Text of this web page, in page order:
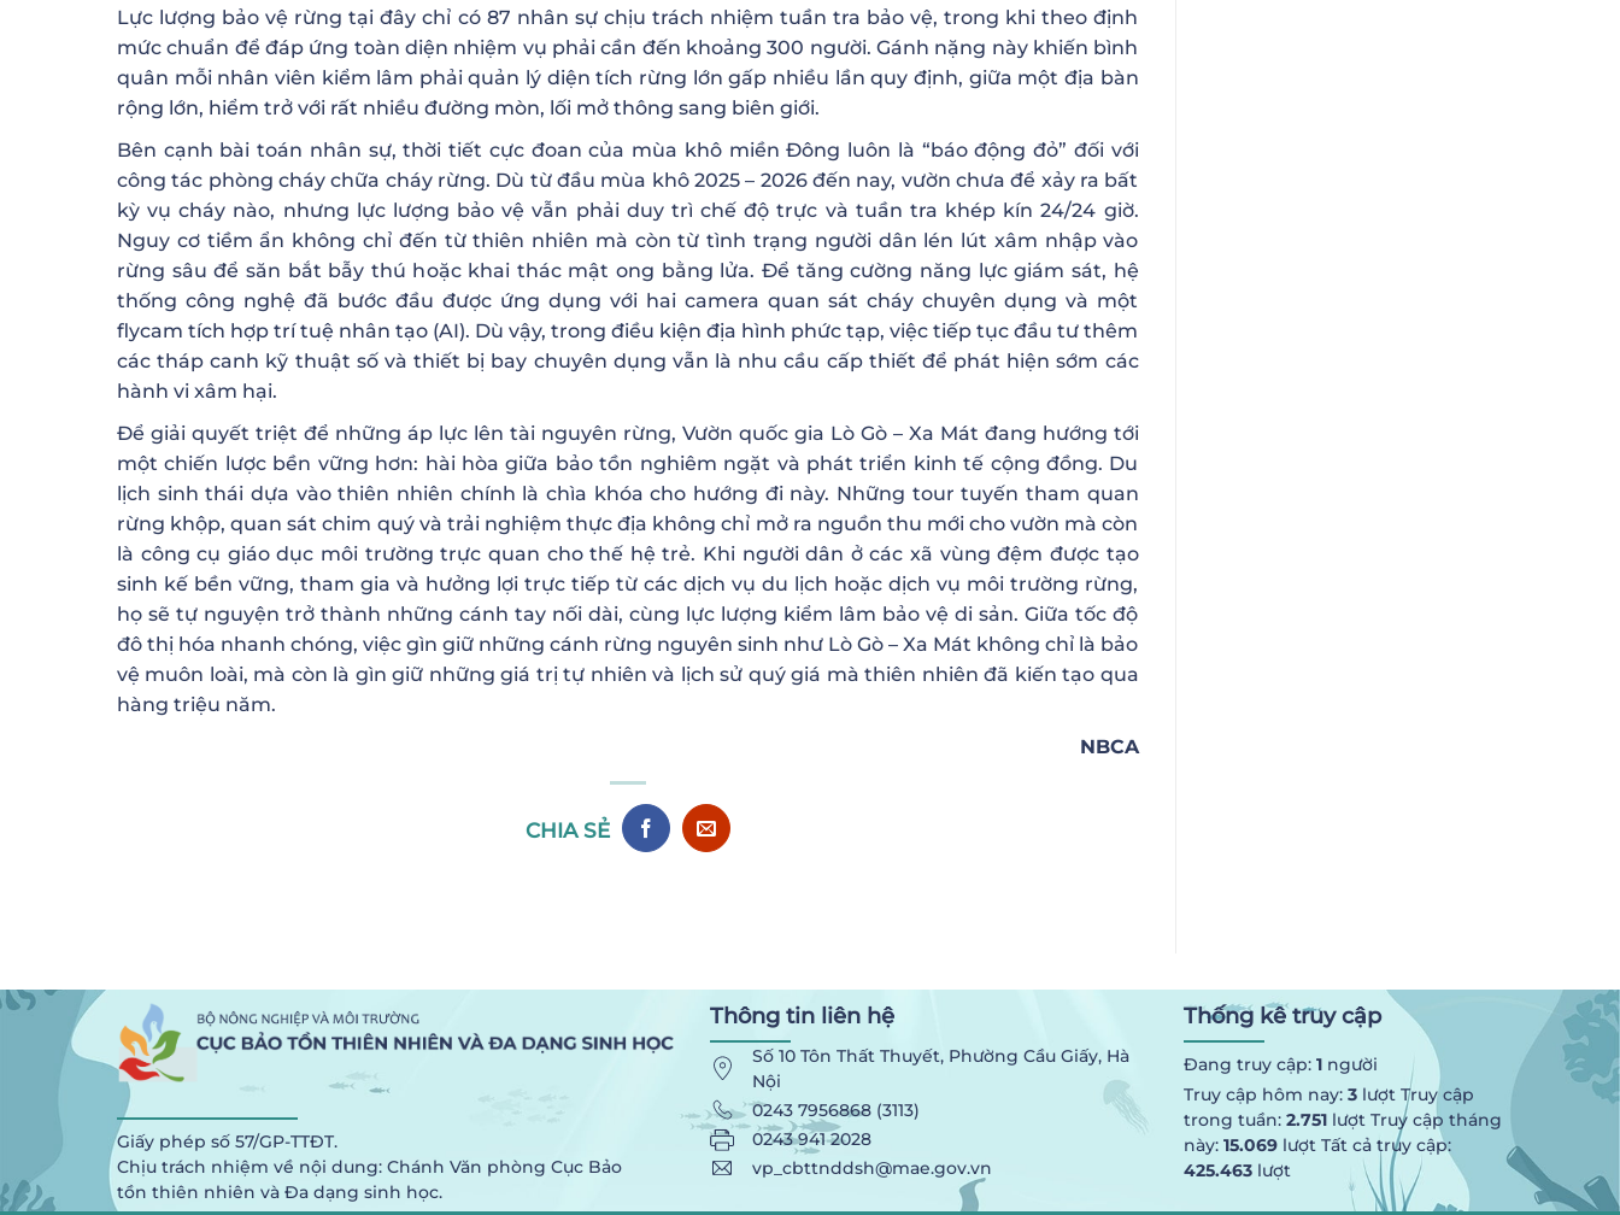
Lực lượng bảo vệ rừng tại đây chỉ có 87 nhân sự chịu trách nhiệm tuần tra bảo vệ, trong khi theo định
mức chuẩn để đáp ứng toàn diện nhiệm vụ phải cần đến khoảng 300 người. Gánh nặng này khiến bình
quân mỗi nhân viên kiểm lâm phải quản lý diện tích rừng lớn gấp nhiều lần quy định, giữa một địa bàn
rộng lớn, hiểm trở với rất nhiều đường mòn, lối mở thông sang biên giới.
Bên cạnh bài toán nhân sự, thời tiết cực đoan của mùa khô miền Đông luôn là “báo động đỏ” đối với
công tác phòng cháy chữa cháy rừng. Dù từ đầu mùa khô 2025 – 2026 đến nay, vườn chưa để xảy ra bất
kỳ vụ cháy nào, nhưng lực lượng bảo vệ vẫn phải duy trì chế độ trực và tuần tra khép kín 24/24 giờ.
Nguy cơ tiềm ẩn không chỉ đến từ thiên nhiên mà còn từ tình trạng người dân lén lút xâm nhập vào
rừng sâu để săn bắt bẫy thú hoặc khai thác mật ong bằng lửa. Để tăng cường năng lực giám sát, hệ
thống công nghệ đã bước đầu được ứng dụng với hai camera quan sát cháy chuyên dụng và một
flycam tích hợp trí tuệ nhân tạo (AI). Dù vậy, trong điều kiện địa hình phức tạp, việc tiếp tục đầu tư thêm
các tháp canh kỹ thuật số và thiết bị bay chuyên dụng vẫn là nhu cầu cấp thiết để phát hiện sớm các
hành vi xâm hại.
Để giải quyết triệt để những áp lực lên tài nguyên rừng, Vườn quốc gia Lò Gò – Xa Mát đang hướng tới
một chiến lược bền vững hơn: hài hòa giữa bảo tồn nghiêm ngặt và phát triển kinh tế cộng đồng. Du
lịch sinh thái dựa vào thiên nhiên chính là chìa khóa cho hướng đi này. Những tour tuyến tham quan
rừng khộp, quan sát chim quý và trải nghiệm thực địa không chỉ mở ra nguồn thu mới cho vườn mà còn
là công cụ giáo dục môi trường trực quan cho thế hệ trẻ. Khi người dân ở các xã vùng đệm được tạo
sinh kế bền vững, tham gia và hưởng lợi trực tiếp từ các dịch vụ du lịch hoặc dịch vụ môi trường rừng,
họ sẽ tự nguyện trở thành những cánh tay nối dài, cùng lực lượng kiểm lâm bảo vệ di sản. Giữa tốc độ
đô thị hóa nhanh chóng, việc gìn giữ những cánh rừng nguyên sinh như Lò Gò – Xa Mát không chỉ là bảo
vệ muôn loài, mà còn là gìn giữ những giá trị tự nhiên và lịch sử quý giá mà thiên nhiên đã kiến tạo qua
hàng triệu năm.
NBCA
CHIA SẺ
Giấy phép số 57/GP-TTĐT.
Chịu trách nhiệm về nội dung: Chánh Văn phòng Cục Bảo
tồn thiên nhiên và Đa dạng sinh học.
Thông tin liên hệ
Số 10 Tôn Thất Thuyết, Phường Cầu Giấy, Hà
Nội
0243 7956868 (3113)
0243 941 2028
vp_cbttnddsh@mae.gov.vn
Thống kê truy cập
Đang truy cập: 1người
Truy cập hôm nay: 3lượt Truy cập
trong tuần: 2.751lượt Truy cập tháng
này: 15.069lượt Tất cả truy cập:
425.463lượt